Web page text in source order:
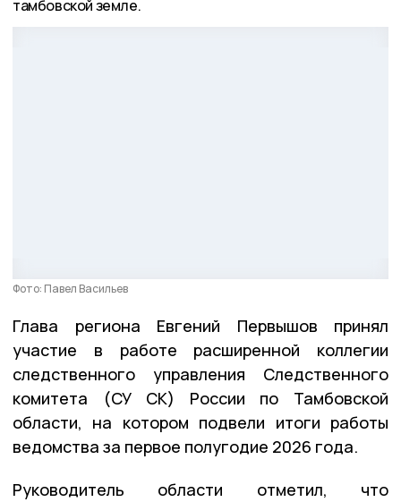
тамбовской земле.
Фото: Павел Васильев
Глава региона Евгений Первышов принял
участие в работе расширенной коллегии
следственного управления Следственного
комитета (СУ СК) России по Тамбовской
области, на котором подвели итоги работы
ведомства за первое полугодие 2026 года.
Руководитель области отметил, что